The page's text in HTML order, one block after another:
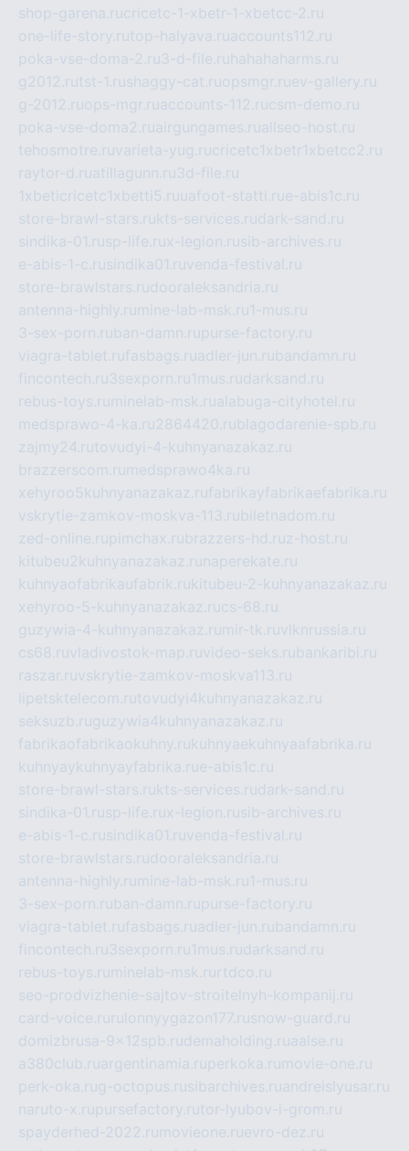
shop-garena.rucricetc-1-xbetr-1-xbetcc-2.ru
one-life-story.rutop-halyava.ruaccounts112.ru
poka-vse-doma-2.ru3-d-file.ru hahahaharms.ru
g2012.rutst-1.rushaggy-cat.ruopsmgr.ruev-gallery.ru
g-2012.ruops-mgr.ruaccounts-112.rucsm-demo.ru
poka-vse-doma2.ruairgungames.ruallseo-host.ru
tehosmotre.ruvarieta-yug.rucricetc1xbetr1xbetcc2.ru
raytor-d.ruatillagunn.ru3d-file.ru
1xbeticricetc1xbetti5.ruuafoot-statti.rue-abis1c.ru
store-brawl-stars.rukts-services.rudark-sand.ru
sindika-01.rusp-life.rux-legion.rusib-archives.ru
e-abis-1-c.rusindika01.ruvenda-festival.ru
store-brawlstars.rudooraleksandria.ru
antenna-highly.ru mine-lab-msk.ru1-mus.ru
3-sex-porn.ruban-damn.rupurse-factory.ru
viagra-tablet.rufasbags.ruadler-jun.rubandamn.ru
fincontech.ru3sexporn.ru1mus.rudarksand.ru
rebus-toys.ru minelab-msk.rualabuga-cityhotel.ru
medsprawo-4-ka.ru2864420.rublagodarenie-spb.ru
zajmy24.rutovudyi-4-kuhnyanazakaz.ru
brazzerscom.ru medsprawo4ka.ru
xehyroo5kuhnyanazakaz.rufabrikayfabrikaefabrika.ru
vskrytie-zamkov-moskva-113.rubiletnadom.ru
zed-online.rupimchax.rubrazzers-hd.ruz-host.ru
kitubeu2kuhnyanazakaz.ru naperekate.ru
kuhnyaofabrikaufabrik.rukitubeu-2-kuhnyanazakaz.ru
xehyroo-5-kuhnyanazakaz.rucs-68.ru
guzywia-4-kuhnyanazakaz.ru mir-tk.ruvlknrussia.ru
cs68.ruvladivostok-map.ruvideo-seks.rubankaribi.ru
raszar.ruvskrytie-zamkov-moskva113.ru
lipetsktelecom.rutovudyi4kuhnyanazakaz.ru
seksuzb.ruguzywia4kuhnyanazakaz.ru
fabrikaofabrikaokuhny.rukuhnyaekuhnyaafabrika.ru
kuhnyaykuhnyayfabrika.rue-abis1c.ru
store-brawl-stars.rukts-services.rudark-sand.ru
sindika-01.rusp-life.rux-legion.rusib-archives.ru
e-abis-1-c.rusindika01.ruvenda-festival.ru
store-brawlstars.rudooraleksandria.ru
antenna-highly.ru mine-lab-msk.ru1-mus.ru
3-sex-porn.ruban-damn.rupurse-factory.ru
viagra-tablet.rufasbags.ruadler-jun.rubandamn.ru
fincontech.ru3sexporn.ru1mus.rudarksand.ru
rebus-toys.ru minelab-msk.ru rtdco.ru
seo-prodvizhenie-sajtov-stroitelnyh-kompanij.ru
card-voice.ru rulonnyygazon177.rusnow-guard.ru
domizbrusa-9x12spb.rudemaholding.ruaalse.ru
a380club.ruargentinamia.ruperkoka.ru movie-one.ru
perk-oka.rug-octopus.rusibarchives.ruandreislyusar.ru
naruto-x.rupursefactory.rutor-lyubov-i-grom.ru
spayderhed-2022.ru movieone.ruevro-dez.ru